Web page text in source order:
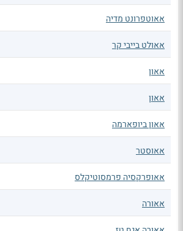
אאוטפרונט מדיה
אאולט בייבי קר
אאון
אאון
אאון ביופארמה
אאוסטר
אאופרקסיה פרמסוטיקלס
אאורה